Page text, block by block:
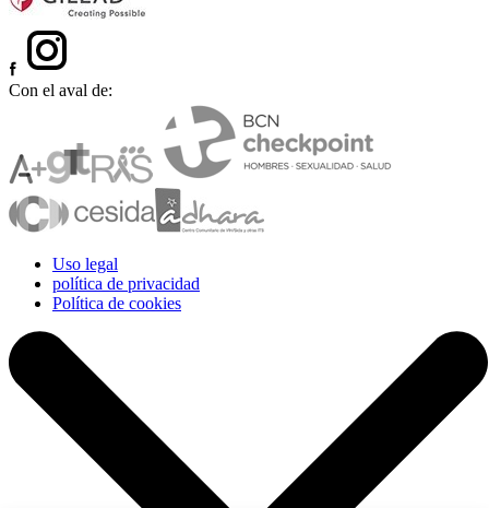
Con el aval de:
Uso legal
política de privacidad
Política de cookies